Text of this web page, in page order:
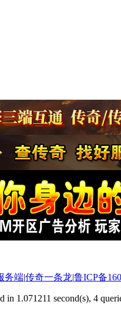
务端|传奇一条龙|鲁ICP备
in 1.071211 second(s), 4